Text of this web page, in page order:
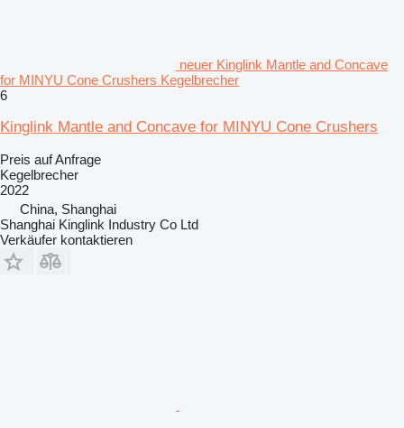
neuer Kinglink Mantle and Concave
for MINYU Cone Crushers Kegelbrecher
6
Kinglink Mantle and Concave for MINYU Cone Crushers
Preis auf Anfrage
Kegelbrecher
2022
China, Shanghai
Shanghai Kinglink Industry Co Ltd
Verkäufer kontaktieren